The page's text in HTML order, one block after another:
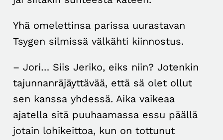
Yhä omelettinsa parissa uurastavan
Tsygen silmissä välkähti kiinnostus.
– Jori… Siis Jeriko, eiks niin? Jotenkin
tajunnanräjäyttävää, että sä olet ollut
sen kanssa yhdessä. Aika vaikeaa
ajatella sitä puuhaamassa essu päällä
jotain lohikeittoa, kun on tottunut